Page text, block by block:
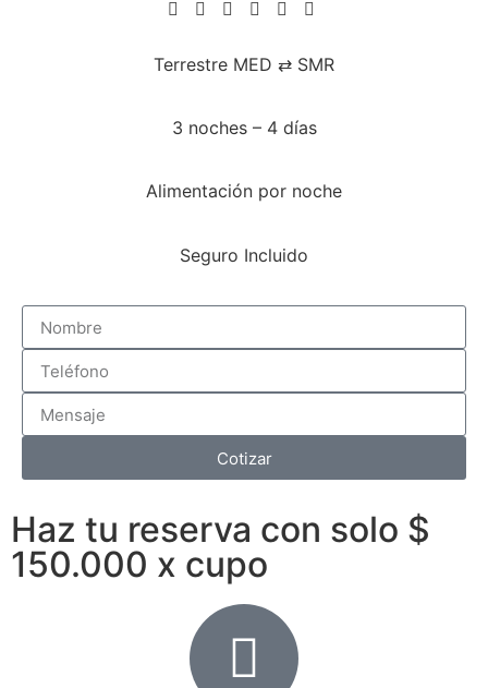
Terrestre MED ⇄ SMR
3 noches – 4 días
Alimentación por noche
Seguro Incluido
Cotizar
Haz tu reserva con solo $
150.000 x cupo